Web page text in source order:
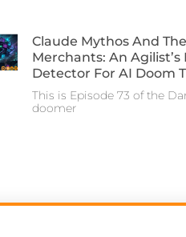
Claude Mythos And
Merchants: An Agilist’s
Detector For AI Doom
This is Episode 73 of the
doomer